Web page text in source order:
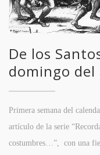
De los
domingo del
Primera semana del
artículo de la serie
costumbres…”, con una